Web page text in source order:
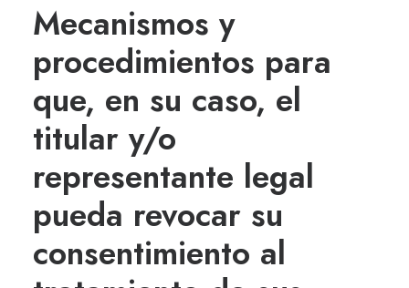
Mecanismos y
procedimientos para
que, en su caso, el
titular y/o
representante legal
pueda revocar su
consentimiento al